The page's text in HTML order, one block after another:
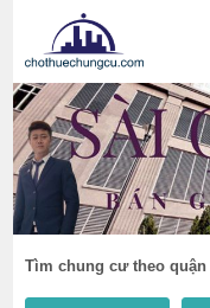
Tìm chung cư theo quận